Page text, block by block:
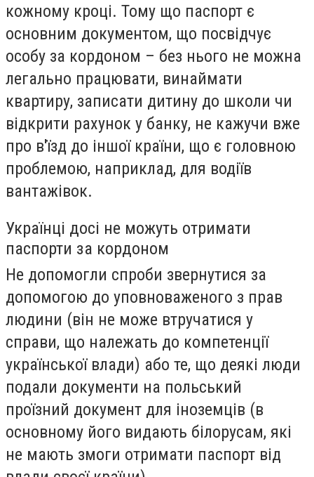
кожному кроці. Тому що паспорт є
основним документом, що посвідчує
особу за кордоном – без нього не можна
легально працювати, винаймати
квартиру, записати дитину до школи чи
відкрити рахунок у банку, не кажучи вже
про в'їзд до іншої країни, що є головною
проблемою, наприклад, для водіїв
вантажівок.
Українці досі не можуть отримати
паспорти за кордоном
Не допомогли спроби звернутися за
допомогою до уповноваженого з прав
людини (він не може втручатися у
справи, що належать до компетенції
української влади) або те, що деякі люди
подали документи на польський
проїзний документ для іноземців (в
основному його видають білорусам, які
не мають змоги отримати паспорт від